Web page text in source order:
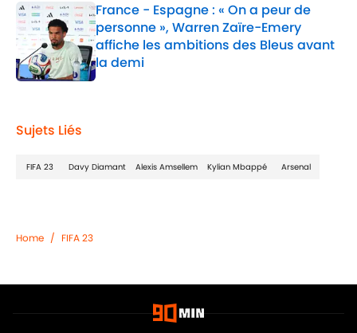
France - Espagne : « On a peur de
personne », Warren Zaïre-Emery
affiche les ambitions des Bleus avant
la demi
Published by on Invalid Date
Sujets Liés
FIFA 23 Davy Diamant Alexis Amsellem Kylian Mbappé Arsenal
Home / FIFA 23